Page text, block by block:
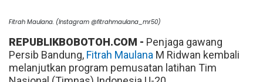
Fitrah Maulana. (Instagram @fitrahmaulana_mr50)
REPUBLIKBOBOTOH.COM - Penjaga gawang
Persib Bandung, Fitrah Maulana M Ridwan kembali
melanjutkan program pemusatan latihan Tim